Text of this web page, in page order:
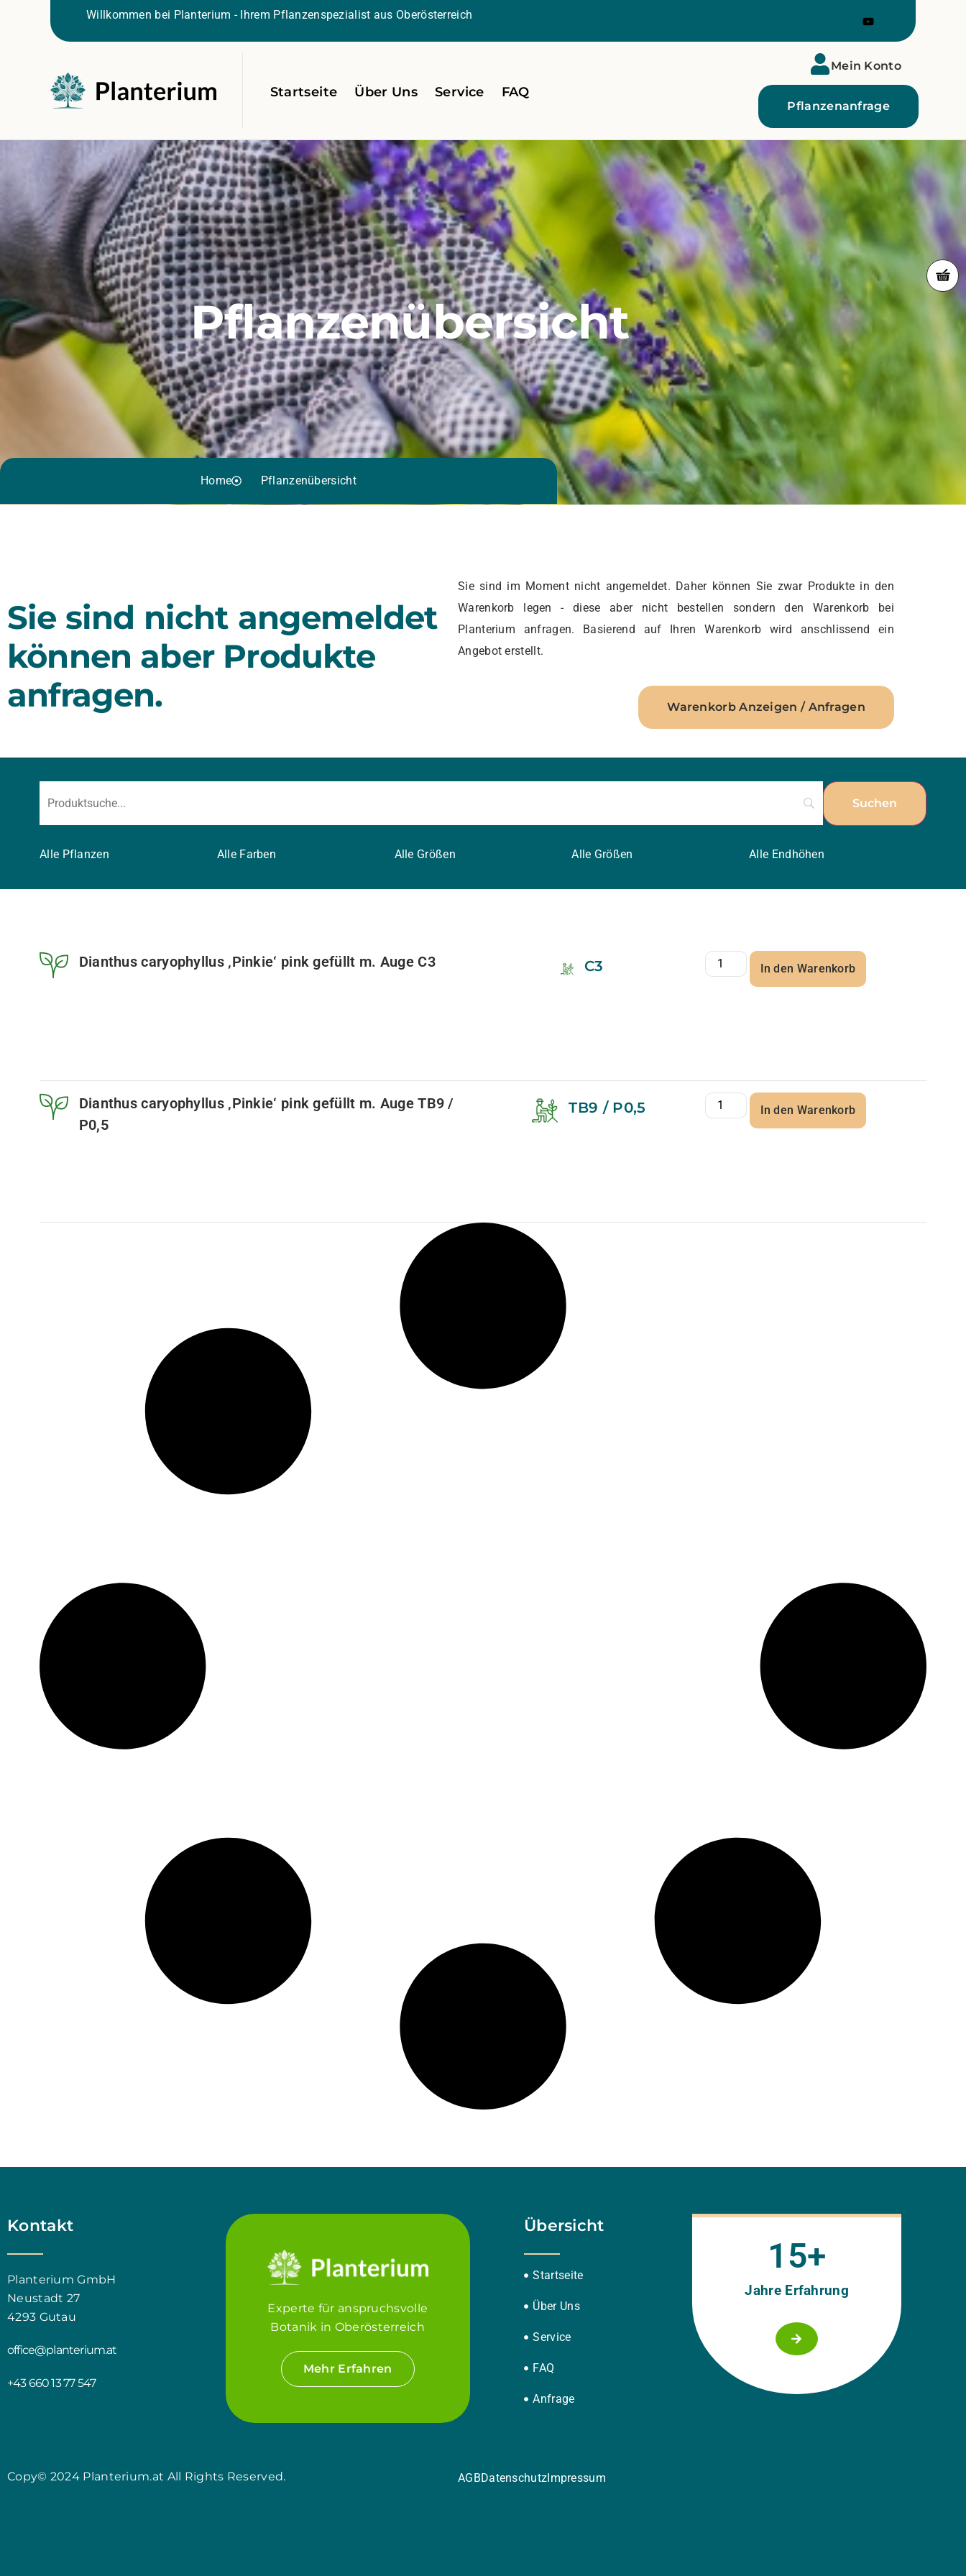
Willkommen bei Planterium - Ihrem Pflanzenspezialist aus Oberösterreich
Startseite Über Uns Service FAQ
Mein Konto
Pflanzenanfrage
Pflanzenübersicht
Home Pflanzenübersicht
Sie sind nicht angemeldet
können aber Produkte
anfragen.
Sie sind im Moment nicht angemeldet. Daher können Sie zwar Produkte in den
Warenkorb legen - diese aber nicht bestellen sondern den Warenkorb bei
Planterium anfragen. Basierend auf Ihren Warenkorb wird anschlissend ein
Angebot erstellt.
Warenkorb Anzeigen / Anfragen
Alle Pflanzen Alle Farben Alle Größen Alle Größen Alle Endhöhen
Dianthus caryophyllus ‚Pinkie‘ pink gefüllt m. Auge C3 C3 In den Warenkorb
Dianthus caryophyllus ‚Pinkie‘ pink gefüllt m. Auge TB9 /
P0,5
TB9 / P0,5 In den Warenkorb
Kontakt
Planterium GmbH
Neustadt 27
4293 Gutau
office@planterium.at
+43 660 13 77 547
Experte für anspruchsvolle
Botanik in Oberösterreich
Mehr Erfahren
Übersicht
Startseite
Über Uns
Service
FAQ
Anfrage
Jahre Erfahrung
15+
Copy© 2024 Planterium.at All Rights Reserved. AGBDatenschutzImpressum